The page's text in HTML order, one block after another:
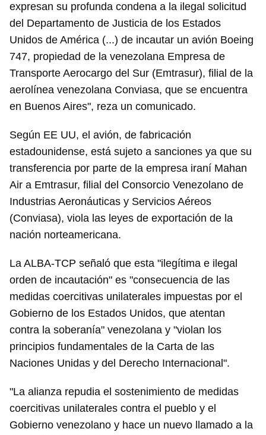
expresan su profunda condena a la ilegal solicitud
del Departamento de Justicia de los Estados
Unidos de América (...) de incautar un avión Boeing
747, propiedad de la venezolana Empresa de
Transporte Aerocargo del Sur (Emtrasur), filial de la
aerolínea venezolana Conviasa, que se encuentra
en Buenos Aires", reza un comunicado.
Según EE UU, el avión, de fabricación
estadounidense, está sujeto a sanciones ya que su
transferencia por parte de la empresa iraní Mahan
Air a Emtrasur, filial del Consorcio Venezolano de
Industrias Aeronáuticas y Servicios Aéreos
(Conviasa), viola las leyes de exportación de la
nación norteamericana.
La ALBA-TCP señaló que esta "ilegítima e ilegal
orden de incautación" es "consecuencia de las
medidas coercitivas unilaterales impuestas por el
Gobierno de los Estados Unidos, que atentan
contra la soberanía" venezolana y "violan los
principios fundamentales de la Carta de las
Naciones Unidas y del Derecho Internacional".
"La alianza repudia el sostenimiento de medidas
coercitivas unilaterales contra el pueblo y el
Gobierno venezolano y hace un nuevo llamado a la